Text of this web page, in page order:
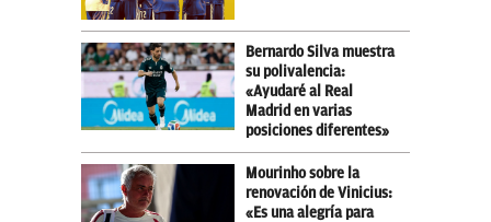
Bernardo Silva muestra
su polivalencia:
«Ayudaré al Real
Madrid en varias
posiciones diferentes»
Mourinho sobre la
renovación de Vinicius:
«Es una alegría para